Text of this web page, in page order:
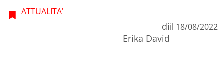
ATTUALITA'
di
Erika David
il 18/08/2022